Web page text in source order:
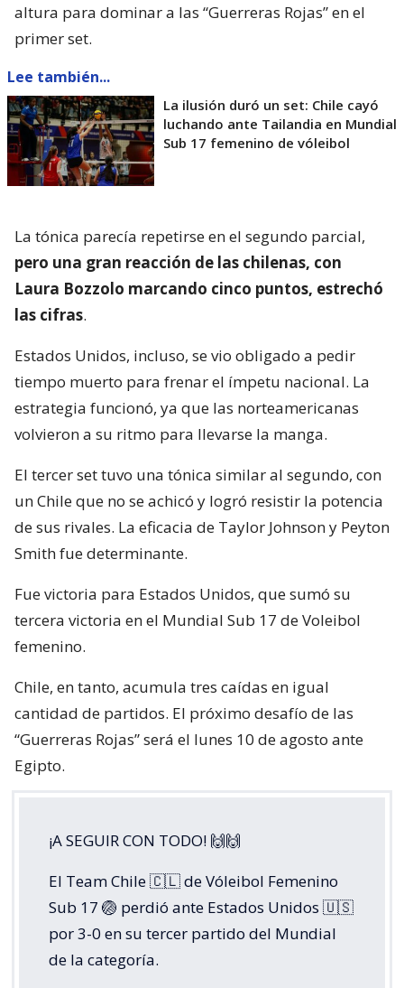
altura para dominar a las “Guerreras Rojas” en el
primer set.
Lee también...
La ilusión duró un set: Chile cayó
luchando ante Tailandia en Mundial
Sub 17 femenino de vóleibol
La tónica parecía repetirse en el segundo parcial,
pero una gran reacción de las chilenas, con
Laura Bozzolo marcando cinco puntos, estrechó
las cifras.
Estados Unidos, incluso, se vio obligado a pedir
tiempo muerto para frenar el ímpetu nacional. La
estrategia funcionó, ya que las norteamericanas
volvieron a su ritmo para llevarse la manga.
El tercer set tuvo una tónica similar al segundo, con
un Chile que no se achicó y logró resistir la potencia
de sus rivales. La eficacia de Taylor Johnson y Peyton
Smith fue determinante.
Fue victoria para Estados Unidos, que sumó su
tercera victoria en el Mundial Sub 17 de Voleibol
femenino.
Chile, en tanto, acumula tres caídas en igual
cantidad de partidos. El próximo desafío de las
“Guerreras Rojas” será el lunes 10 de agosto ante
Egipto.
¡A SEGUIR CON TODO! 🙌🙌
El Team Chile 🇨🇱 de Vóleibol Femenino
Sub 17 🏐 perdió ante Estados Unidos 🇺🇸
por 3-0 en su tercer partido del Mundial
de la categoría.